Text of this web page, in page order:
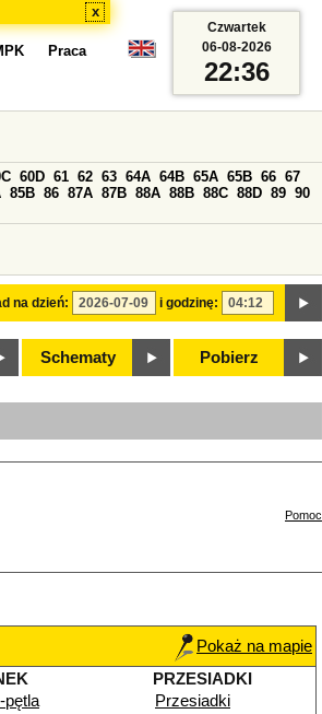
x
Praca
na dzień: i godzinę:
60D 61 62 63 64A 64B 65A 65B 66 67
85B 86 87A 87B 88A 88B 88C 88D 89 90
Schematy Pobierz
Czwartek
06-08-2026
22:36
Pomoc
Pokaż na mapie
PRZESIADKI
pętla
Przesiadki